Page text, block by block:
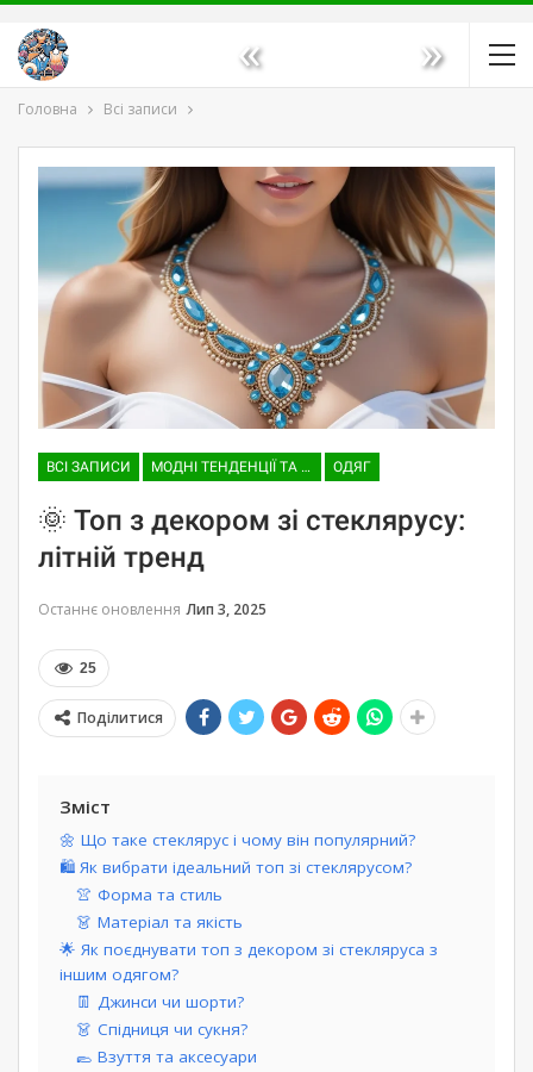
« »
Головна Всі записи
ВСІ ЗАПИСИ МОДНІ ТЕНДЕНЦІЇ ТА ТРЕНДИ ОДЯГ
🌞 Топ з декором зі стеклярусу:
літній тренд
Останнє оновлення Лип 3, 2025
25
Поділитися
Зміст
🌼 Що таке стеклярус і чому він популярний?
🛍️ Як вибрати ідеальний топ зі стеклярусом?
👚 Форма та стиль
👗 Матеріал та якість
🌟 Як поєднувати топ з декором зі стекляруса з
іншим одягом?
👖 Джинси чи шорти?
👗 Спідниця чи сукня?
🥿 Взуття та аксесуари